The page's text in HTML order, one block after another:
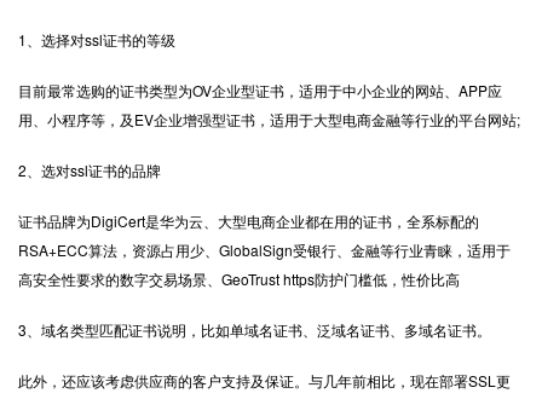
1、选择对ssl证书的等级
目前最常选购的证书类型为OV企业型证书，适用于中小企业的网站、APP应
用、小程序等，及EV企业增强型证书，适用于大型电商金融等行业的平台网站;
2、选对ssl证书的品牌
证书品牌为DigiCert是华为云、大型电商企业都在用的证书，全系标配的
RSA+ECC算法，资源占用少、GlobalSign受银行、金融等行业青睐，适用于
高安全性要求的数字交易场景、GeoTrust https防护门槛低，性价比高
3、域名类型匹配证书说明，比如单域名证书、泛域名证书、多域名证书。
此外，还应该考虑供应商的客户支持及保证。与几年前相比，现在部署SSL更